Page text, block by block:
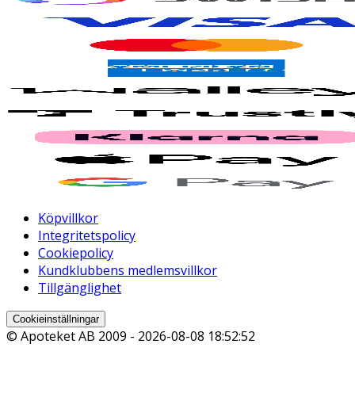
Köpvillkor
Integritetspolicy
Cookiepolicy
Kundklubbens medlemsvillkor
Tillgänglighet
Cookieinställningar
© Apoteket AB 2009 - 2026-08-08 18:52:52